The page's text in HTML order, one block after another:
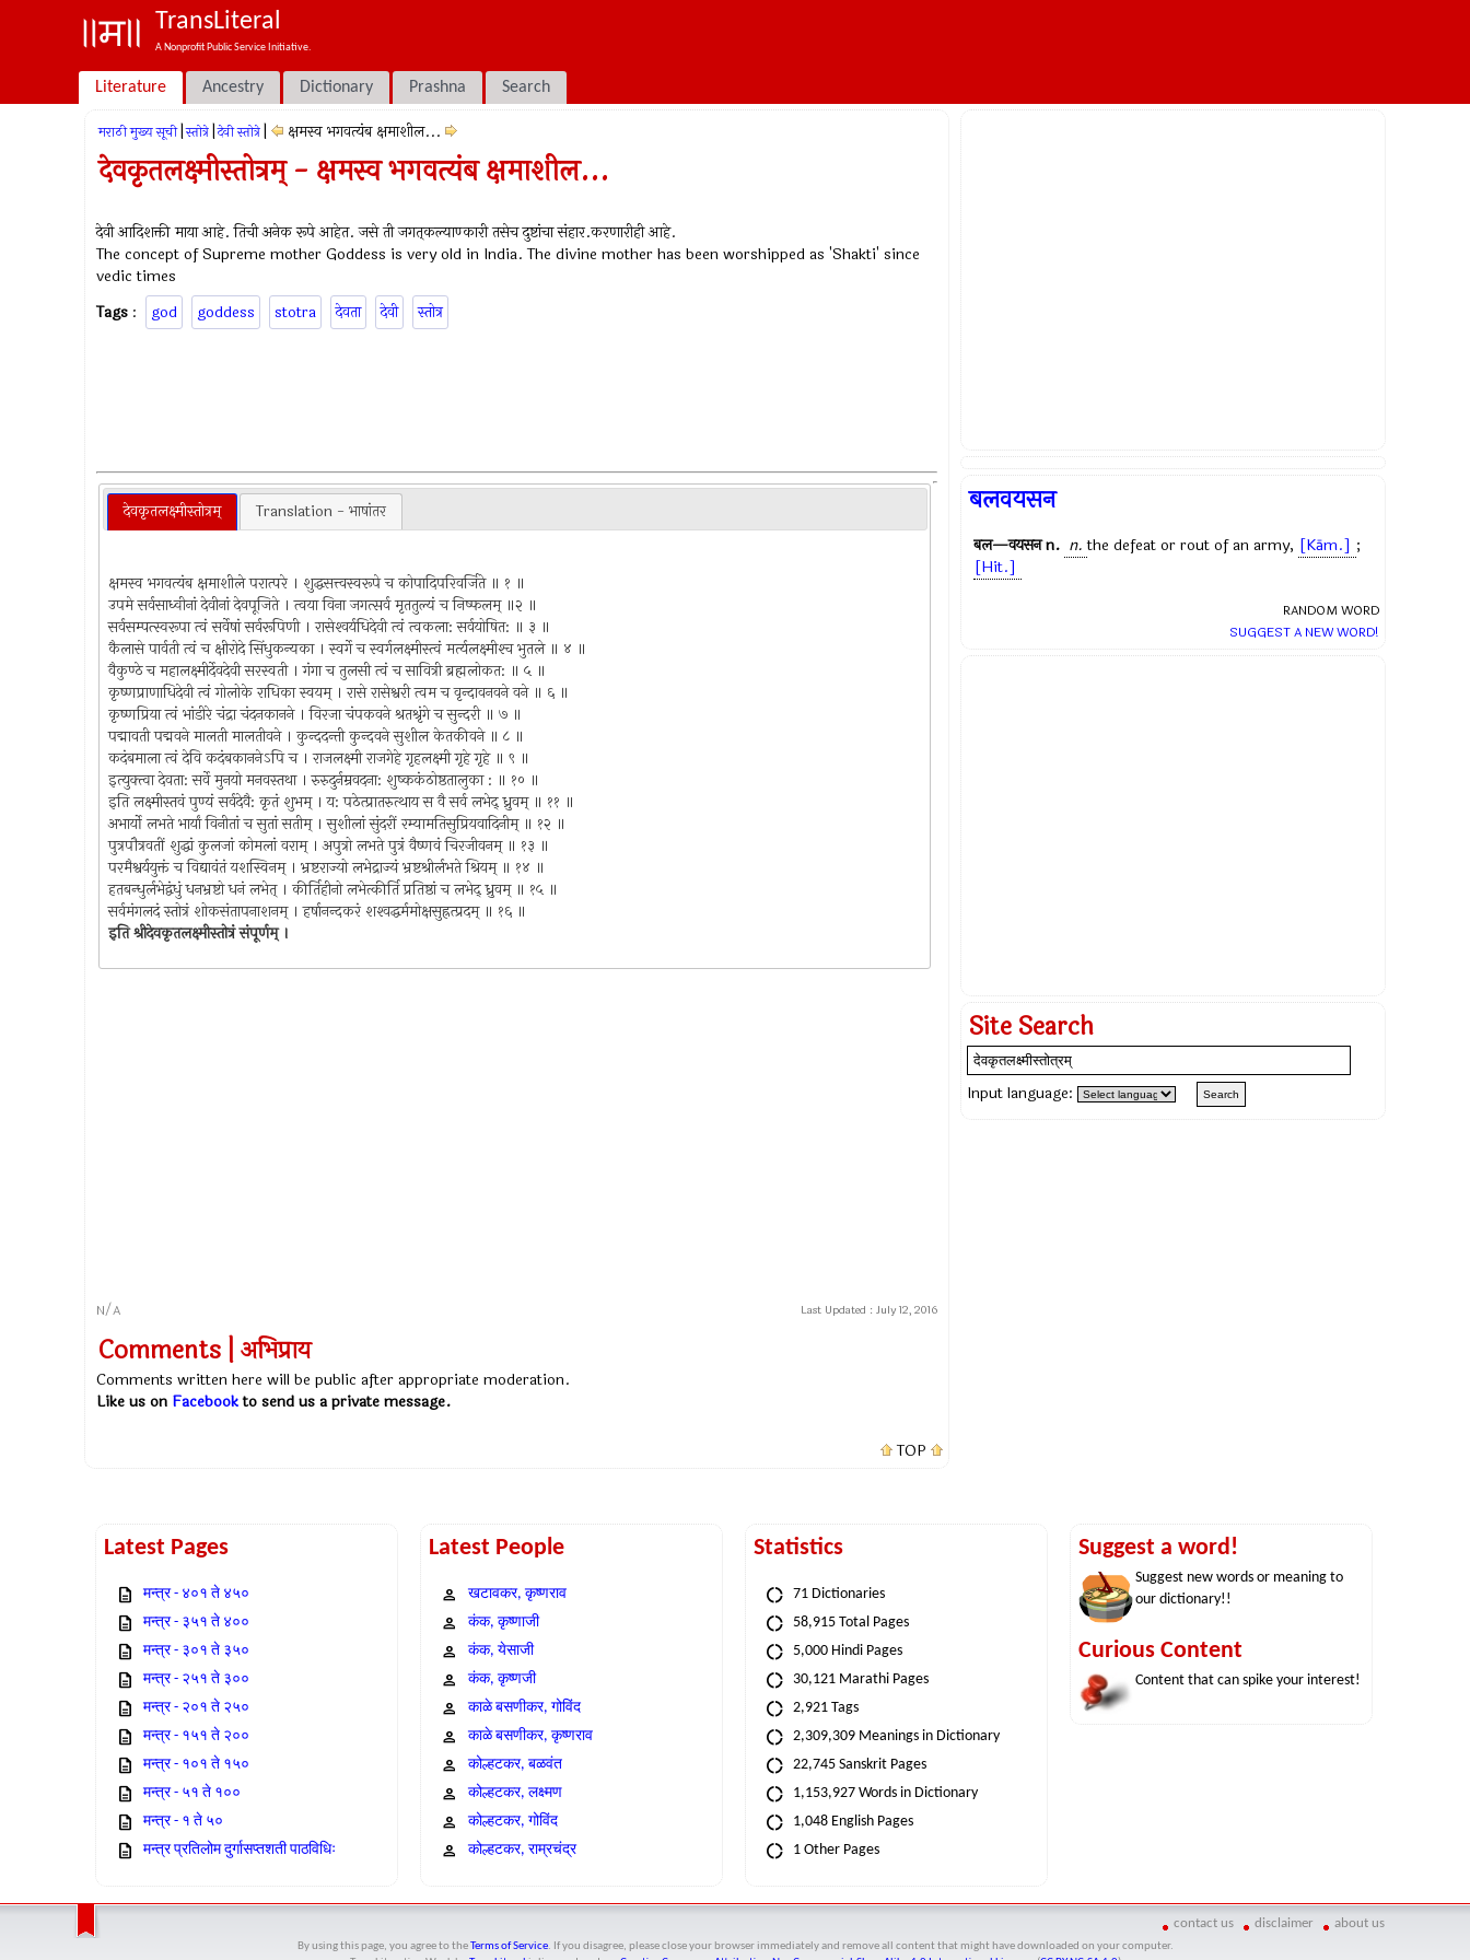
TransLiteral
A Nonprofit Public Service Initiative.
Literature Ancestry Dictionary Prashna Search
मराठी मुख्य सूची स्तोत्रे देवी स्तोत्रे क्षमस्व भगवत्यंब क्षमाशील...
देवकृतलक्ष्मीस्तोत्रम् - क्षमस्व भगवत्यंब क्षमाशील...
देवी आदिशक्ती माया आहे. तिची अनेक रूपे आहेत. जसे ती जगत्‌कल्याण्कारी तसेच दुष्टांचा संहार.करणारीही आहे.
The concept of Supreme mother Goddess is very old in India. The divine mother has been worshipped as 'Shakti' since
vedic times
Tags : god goddess stotra देवता देवी स्तोत्र
देवकृतलक्ष्मीस्तोत्रम् Translation - भाषांतर
क्षमस्व भगवत्यंब क्षमाशीले परात्परे । शुद्धसत्त्वस्वरूपे च कोपादिपरिवर्जिते ॥ १ ॥
उपमे सर्वसाध्वीनां देवीनां देवपूजिते । त्वया विना जगत्सर्व मृततुल्यं च निष्फलम् ॥२ ॥
सर्वसम्पत्स्वरूपा त्वं सर्वेषां सर्वरूपिणी । रासेश्‍वर्यधिदेवी त्वं त्वकला: सर्वयोषित: ॥ ३ ॥
कैलासे पार्वती त्वं च क्षीरोदे सिंधुकन्यका । स्वर्गे च स्वर्गलक्ष्मीस्त्वं मर्त्यलक्ष्मीश्‍च भुतले ॥ ४ ॥
वैकुण्ठे च महालक्ष्मीर्देवदेवी सरस्वती । गंगा च तुलसी त्वं च सावित्री ब्रह्मलोकत: ॥ ५ ॥
कृष्णप्राणाधिदेवी त्वं गोलोके राधिका स्वयम् । रासे रासेश्वरी त्वम च वृन्दावनवने वने ॥ ६ ॥
कृष्णप्रिया त्वं भांडीरे चंद्रा चंदनकानने । विरजा चंपकवने श्रतश्रृंगे च सुन्दरी ॥ ७ ॥
पद्मावती पद्मवने मालती मालतीवने । कुन्ददन्ती कुन्दवने सुशील केतकीवने ॥ ८ ॥
कदंबमाला त्वं देवि कदंबकाननेऽपि च । राजलक्ष्मी राजगेहे गृहलक्ष्मी गृहे गृहे ॥ ९ ॥
इत्युक्त्वा देवता: सर्वे मुनयो मनवस्तथा । रुरुदुर्नम्रवदना: शुष्ककंठोष्ठतालुका : ॥ १० ॥
इति लक्ष्मीस्तवं पुण्यं सर्वदेवै: कृतं शुभम् । य: पठेत्प्रातरुत्थाय स वै सर्व लभेद् ध्रुवम् ॥ ११ ॥
अभार्यो लभते भार्यां विनीतां च सुतां सतीम् । सुशीलां सुंदरीं रम्यामतिसुप्रियवादिनीम् ॥ १२ ॥
पुत्रपौत्रवतीं शुद्धां कुलजां कोमलां वराम् । अपुत्रो लभते पुत्रं वैष्णवं चिरजीवनम् ॥ १३ ॥
परमैश्वर्ययुक्तं च विद्यावंतं यशस्विनम् । भ्रष्टराज्यो लभेद्राज्यं भ्रष्टश्रीर्लभते श्रियम् ॥ १४ ॥
हतबन्धुर्लभेद्वंधुं धनभ्रष्टो धनं लभेत् । कीर्तिहीनो लभेत्कीर्ति प्रतिष्ठां च लभेद् ध्रुवम् ॥ १५ ॥
सर्वमंगलदं स्तोत्रं शोकसंतापनाशनम् । हर्षानन्दकरं शश्‍वद्धर्ममोक्षसुह्रत्प्रदम् ॥ १६ ॥
इति श्रीदेवकृतलक्ष्मीस्तोत्रं संपूर्णम् ।
N/A Last Updated : July 12, 2016
Comments | अभिप्राय
Comments written here will be public after appropriate moderation.
Like us on Facebookto send us a private message.
TOP
बलवयसन
बल—वयसनn. n. the defeat or rout of an army, [Kām.] ;
[Hit.]
RANDOM WORD
SUGGEST A NEW WORD!
Site Search
Input language:
Latest Pages
मन्त्र - ४०१ ते ४५०
मन्त्र - ३५१ ते ४००
मन्त्र - ३०१ ते ३५०
मन्त्र - २५१ ते ३००
मन्त्र - २०१ ते २५०
मन्त्र - १५१ ते २००
मन्त्र - १०१ ते १५०
मन्त्र - ५१ ते १००
मन्त्र - १ ते ५०
मन्त्र प्रतिलोम दुर्गासप्तशती पाठविधिः
Latest People
खटावकर, कृष्णराव
कंक, कृष्णाजी
कंक, येसाजी
कंक, कृष्णजी
काळे बसणीकर, गोविंद
काळे बसणीकर, कृष्णराव
कोल्हटकर, बळवंत
कोल्हटकर, लक्ष्मण
कोल्हटकर, गोविंद
कोल्हटकर, राम्रचंद्र
Statistics
71 Dictionaries
58,915 Total Pages
5,000 Hindi Pages
30,121 Marathi Pages
2,921 Tags
2,309,309 Meanings in Dictionary
22,745 Sanskrit Pages
1,153,927 Words in Dictionary
1,048 English Pages
1 Other Pages
Suggest a word!
Suggest new words or meaning to
our dictionary!!
Curious Content
Content that can spike your interest!
contact us disclaimer about us
By using this page, you agree to the Terms of Service. If you disagree, please close your browser immediately and remove all content that might have downloaded on your computer.